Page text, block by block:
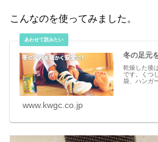
こんなのを使ってみました。
冬の足元
乾燥した後
です。くつ
袋、ハンガ
www.kwgc.co.jp